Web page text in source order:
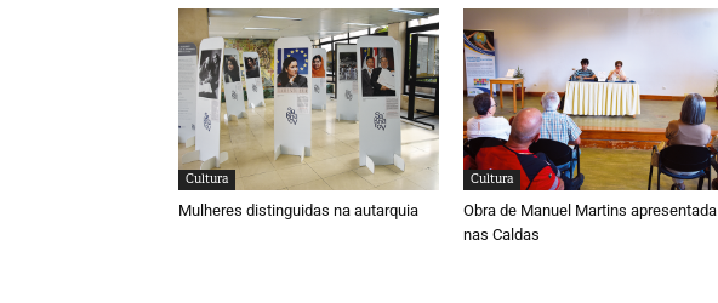
Cultura
Mulheres distinguidas na autarquia
Cultura
Obra de Manuel Martins apresentada
nas Caldas